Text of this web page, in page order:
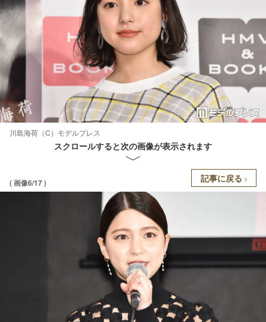
川島海荷（C）モデルプレス
スクロールすると次の画像が表示されます
( 画像6/17 ) 記事に戻る